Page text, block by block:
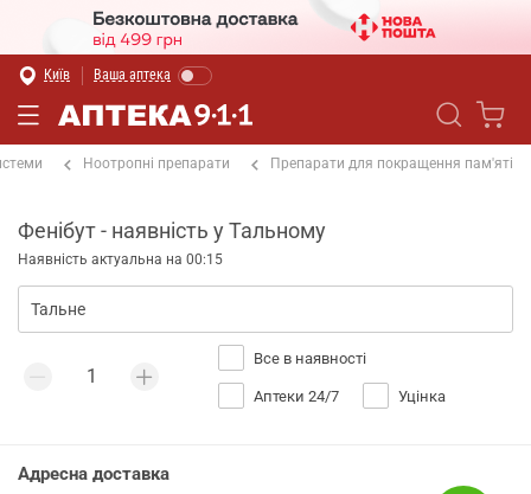
Київ Ваша аптека
Ноотропні препарати Препарати для покращення пам'яті
Фенібут - наявність у Тальному
Наявність актуальна на 00:15
Все в наявності
Аптеки 24/7 Уцінка
Адресна доставка